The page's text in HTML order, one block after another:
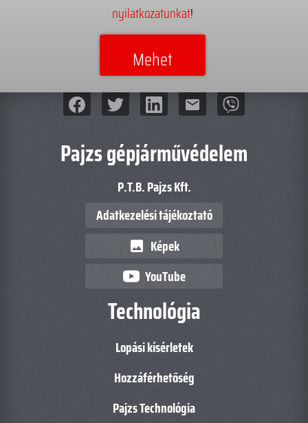
nyilatkozatunkat!
mail
Pajzs gépjárművédelem
P.T.B. Pajzs Kft.
Adatkezelési tájékoztató
image Képek
YouTube
Technológia
Lopási kísérletek
Hozzáférhetőség
Pajzs Technológia